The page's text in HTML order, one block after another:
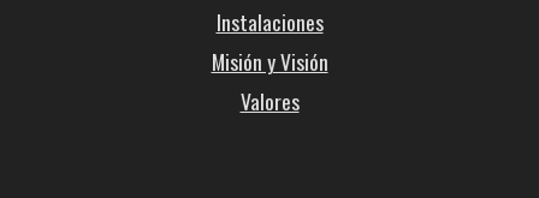
Instalaciones
Misión y Visión
Valores